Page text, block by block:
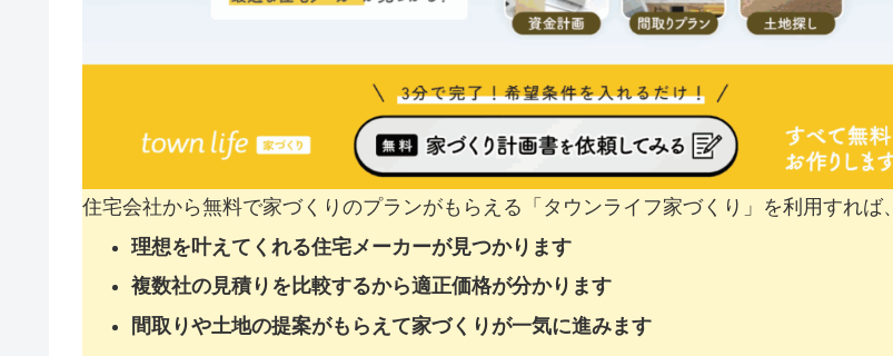
住宅会社から無料で家づくりのプランがもらえる「タウンライフ家づくり」を利用すれば、
理想を叶えてくれる住宅メーカーが見つかります
複数社の見積りを比較するから適正価格が分かります
間取りや土地の提案がもらえて家づくりが一気に進みます